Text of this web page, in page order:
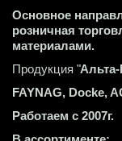
Основное
розничная
материалами.
Продукция "
FAYNAG, Docke,
Работаем с 2007г.